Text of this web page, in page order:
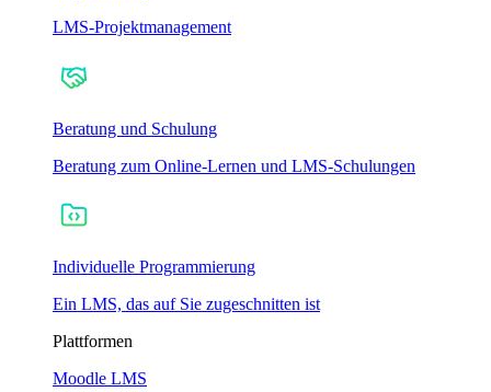
LMS-Projektmanagement
Beratung und Schulung
Beratung zum Online-Lernen und LMS-Schulungen
Individuelle Programmierung
Ein LMS, das auf Sie zugeschnitten ist
Plattformen
Moodle LMS